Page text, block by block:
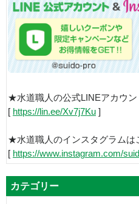
★水道職人の公式LINEアカウン
[ https://lin.ee/Xv7j7Ku ]
★水道職人のインスタグラムは
[ https://www.instagram.com/
カテゴリー